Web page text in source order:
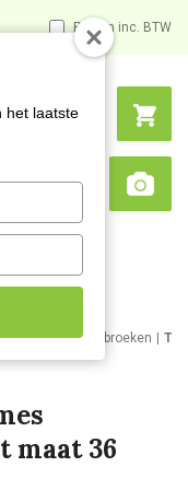
Prijzen inc. BTW
Search
Werkbroeken
maat 36
het laatste